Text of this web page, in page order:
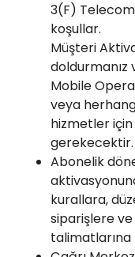
3(F)
koşullar.
Müşteri
doldurmanız
Mobile
veya
hizmetler
gerekecektir.
Abonelik
kurallara,
siparişlere
talimatlarına